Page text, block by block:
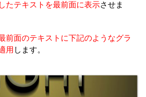
たテキストを最前面に表示させま
前面のテキストに下記のようなグラ
用 します。